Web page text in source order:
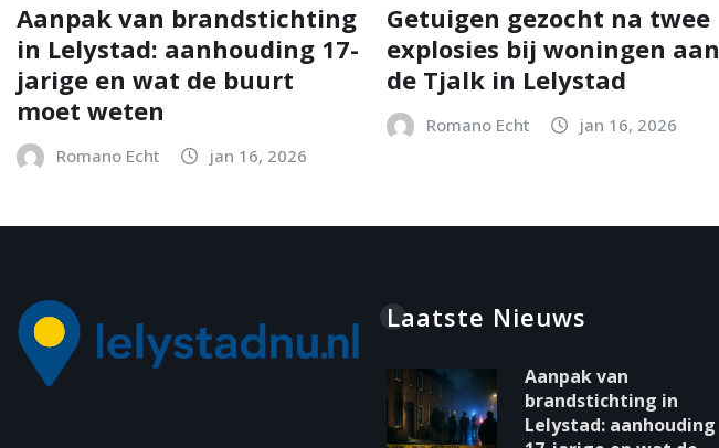
Aanpak van brandstichting
in Lelystad: aanhouding 17-
jarige en wat de buurt
moet weten
Romano Echt jan 16, 2026
Getuigen gezocht na twee
explosies bij woningen aan
de Tjalk in Lelystad
Romano Echt jan 16, 2026
Laatste Nieuws
Aanpak van
brandstichting in
Lelystad: aanhouding